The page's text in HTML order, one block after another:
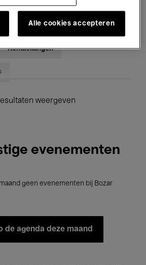
Kids’ Palace
Rondleidingen
weergeven
evenementen
geen evenementen bij Bozar
de agenda deze maand
Alle cookies accepteren